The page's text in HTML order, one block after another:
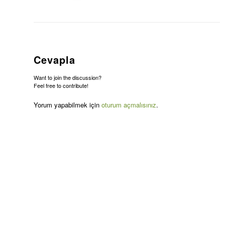
Cevapla
Want to join the discussion?
Feel free to contribute!
Yorum yapabilmek için oturum açmalısınız.